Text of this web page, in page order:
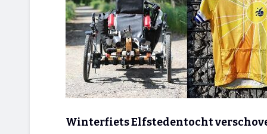
Winterfiets Elfstedentocht